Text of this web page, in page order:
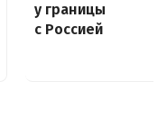
у границы
с Россией